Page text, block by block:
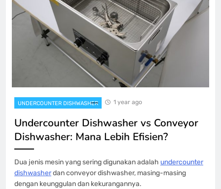
UNDERCOUNTER DISHWASHER 1 year ago
Undercounter Dishwasher vs Conveyor
Dishwasher: Mana Lebih Efisien?
Dua jenis mesin yang sering digunakan adalah undercounter
dishwasherdan conveyor dishwasher, masing-masing
dengan keunggulan dan kekurangannya.